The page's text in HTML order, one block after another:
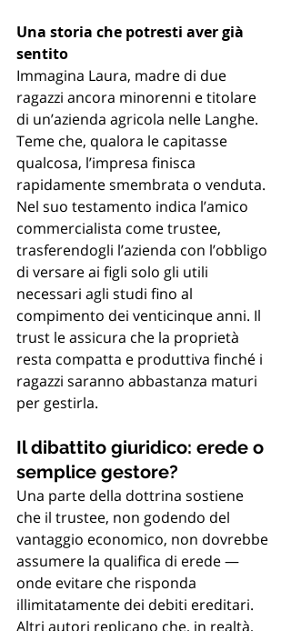
Una storia che potresti aver già
sentito
Immagina Laura, madre di due
ragazzi ancora minorenni e titolare
di un’azienda agricola nelle Langhe.
Teme che, qualora le capitasse
qualcosa, l’impresa finisca
rapidamente smembrata o venduta.
Nel suo testamento indica l’amico
commercialista come trustee,
trasferendogli l’azienda con l’obbligo
di versare ai figli solo gli utili
necessari agli studi fino al
compimento dei venticinque anni. Il
trust le assicura che la proprietà
resta compatta e produttiva finché i
ragazzi saranno abbastanza maturi
per gestirla.
Il dibattito giuridico: erede o
semplice gestore?
Una parte della dottrina sostiene
che il trustee, non godendo del
vantaggio economico, non dovrebbe
assumere la qualifica di erede ―
onde evitare che risponda
illimitatamente dei debiti ereditari.
Altri autori replicano che, in realtà,